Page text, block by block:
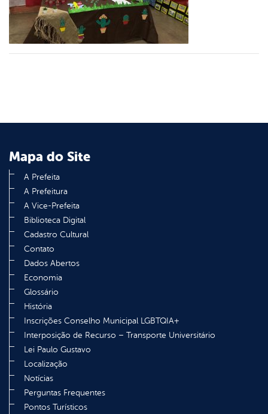
Mapa do Site
A Prefeita
A Prefeitura
A Vice-Prefeita
Biblioteca Digital
Cadastro Cultural
Contato
Dados Abertos
Economia
Glossário
História
Inscrições Conselho Municipal LGBTQIA+
Interposição de Recurso – Transporte Universitário
Lei Paulo Gustavo
Localização
Notícias
Perguntas Frequentes
Pontos Turísticos